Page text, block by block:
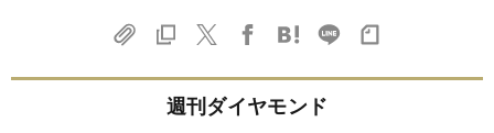
週刊ダイヤモンド